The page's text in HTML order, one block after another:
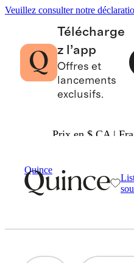
Veuillez consulter notre
Télécharge
z l’app
Offres et
lancements
exclusifs.
Prix en $ CA |
QuinceMaison
ENSEMBLES DE
DE